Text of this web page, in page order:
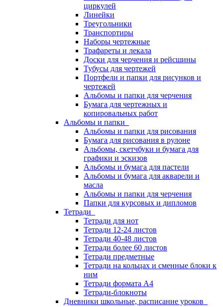
циркулей
Линейки
Треугольники
Транспортиры
Наборы чертежные
Трафареты и лекала
Доски для черчения и рейсшины
Тубусы для чертежей
Портфели и папки для рисунков и
чертежей
Альбомы и папки для черчения
Бумага для чертежных и
копировальных работ
Альбомы и папки
Альбомы и папки для рисования
Бумага для рисования в рулоне
Альбомы, скетчбуки и бумага для
графики и эскизов
Альбомы и бумага для пастели
Альбомы и бумага для акварели и
масла
Альбомы и папки для черчения
Папки для курсовых и дипломов
Тетради
Тетради для нот
Тетради 12-24 листов
Тетради 40-48 листов
Тетради более 60 листов
Тетради предметные
Тетради на кольцах и сменные блоки к
ним
Тетради формата А4
Тетради-блокноты
Дневники школьные, расписание уроков